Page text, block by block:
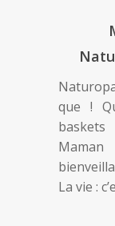
que !
La vie :